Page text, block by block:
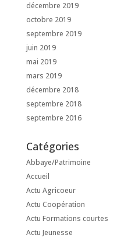
décembre 2019
octobre 2019
septembre 2019
juin 2019
mai 2019
mars 2019
décembre 2018
septembre 2018
septembre 2016
Catégories
Abbaye/Patrimoine
Accueil
Actu Agricoeur
Actu Coopération
Actu Formations courtes
Actu Jeunesse